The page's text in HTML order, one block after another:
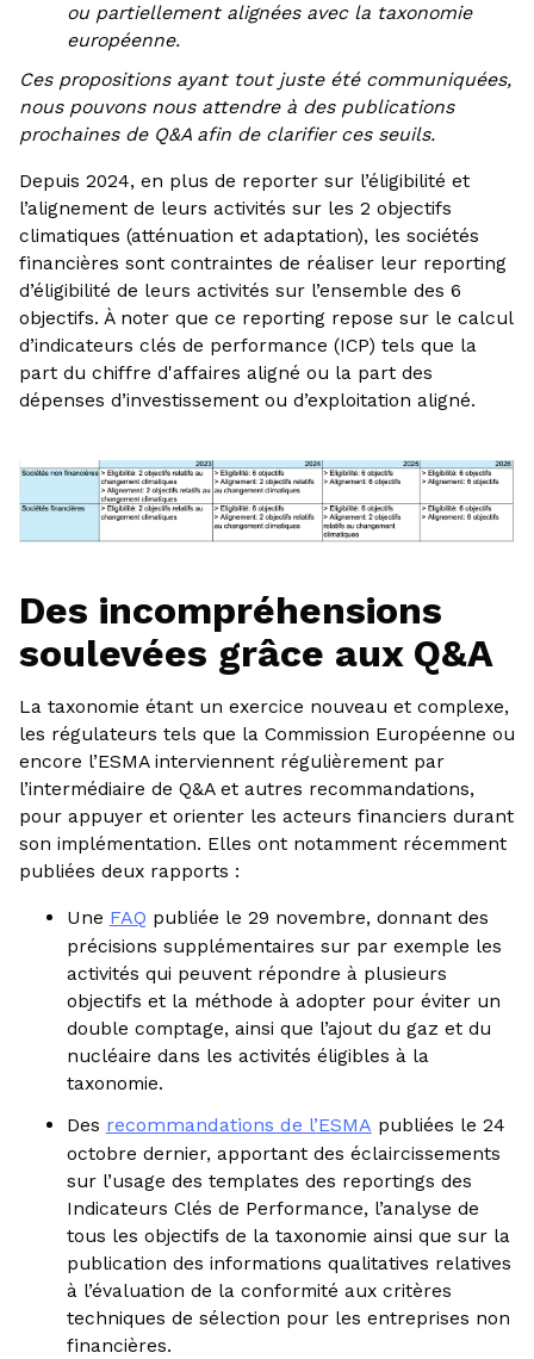
ou partiellement alignées avec la taxonomie
européenne.
Ces propositions ayant tout juste été communiquées,
nous pouvons nous attendre à des publications
prochaines de Q&A afin de clarifier ces seuils.
Depuis 2024, en plus de reporter sur l’éligibilité et
l’alignement de leurs activités sur les 2 objectifs
climatiques (atténuation et adaptation), les sociétés
financières sont contraintes de réaliser leur reporting
d’éligibilité de leurs activités sur l’ensemble des 6
objectifs. À noter que ce reporting repose sur le calcul
d’indicateurs clés de performance (ICP) tels que la
part du chiffre d'affaires aligné ou la part des
dépenses d’investissement ou d’exploitation aligné.
Des incompréhensions
soulevées grâce aux Q&A
La taxonomie étant un exercice nouveau et complexe,
les régulateurs tels que la Commission Européenne ou
encore l’ESMA interviennent régulièrement par
l’intermédiaire de Q&A et autres recommandations,
pour appuyer et orienter les acteurs financiers durant
son implémentation. Elles ont notamment récemment
publiées deux rapports :
Une FAQ publiée le 29 novembre, donnant des
précisions supplémentaires sur par exemple les
activités qui peuvent répondre à plusieurs
objectifs et la méthode à adopter pour éviter un
double comptage, ainsi que l’ajout du gaz et du
nucléaire dans les activités éligibles à la
taxonomie.
Des recommandations de l’ESMA publiées le 24
octobre dernier, apportant des éclaircissements
sur l’usage des templates des reportings des
Indicateurs Clés de Performance, l’analyse de
tous les objectifs de la taxonomie ainsi que sur la
publication des informations qualitatives relatives
à l’évaluation de la conformité aux critères
techniques de sélection pour les entreprises non
financières.